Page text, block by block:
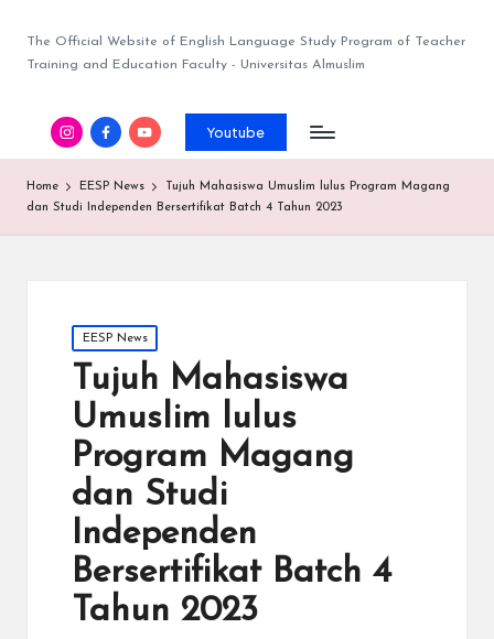
The Official Website of English Language Study Program of Teacher
Training and Education Faculty - Universitas Almuslim
Youtube
Home EESP News
Tujuh Mahasiswa Umuslim lulus Program Magang
dan Studi Independen Bersertifikat Batch 4 Tahun 2023
EESP News
Tujuh Mahasiswa
Umuslim lulus
Program Magang
dan Studi
Independen
Bersertifikat Batch 4
Tahun 2023